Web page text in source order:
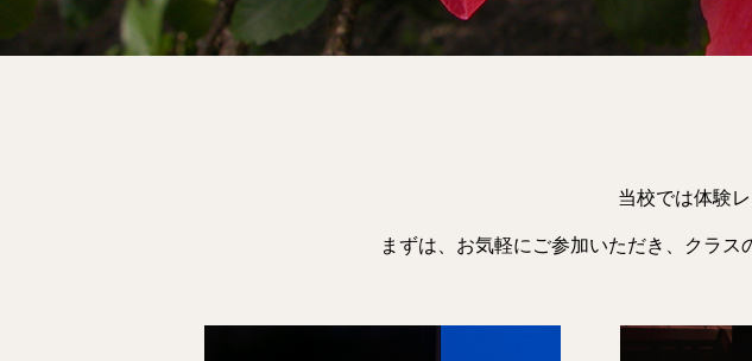
当校では体験
まずは、お気軽にご参加いただき、クラス